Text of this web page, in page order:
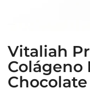
Vitaliah
Colágeno